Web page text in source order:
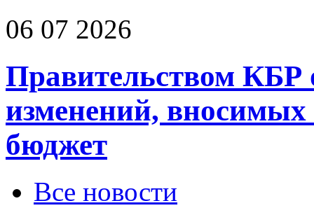
06 07 2026
Правительством КБР
изменений, вносимых
бюджет
Все новости